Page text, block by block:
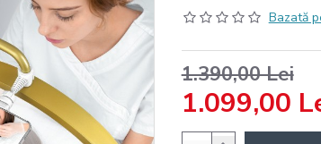
Bazată
1.099,00
1.390,00 Lei